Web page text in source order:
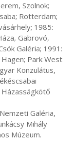
Szolnok;
Rotterdam;
1985:
Gabrovó,
Galéria; 1991:
Park West
Konzulátus,
Mihály
Múzeum.